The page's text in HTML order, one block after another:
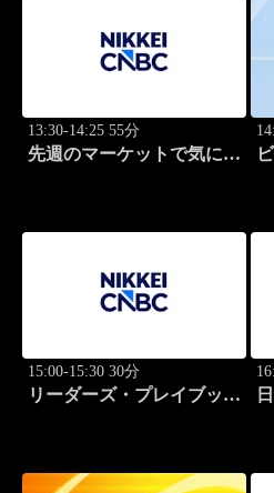
13:30-14:25 55分
先週のマーケットで気にな
15:00-15:30 30分
リーダーズ・プレイブック